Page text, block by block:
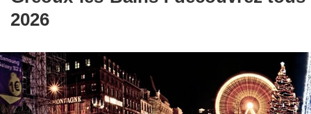
2026